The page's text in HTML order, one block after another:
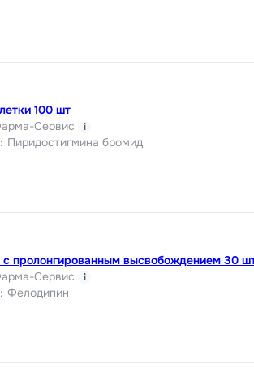
100 шт
Сервис i
: Пиридостигмина бромид
с пролонгированным высвобождением 30
Сервис i
: Фелодипин